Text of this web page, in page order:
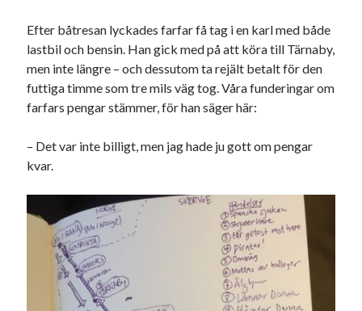
Efter båtresan lyckades farfar få tag i en karl med både
lastbil och bensin. Han gick med på att köra till Tärnaby,
men inte längre – och dessutom ta rejält betalt för den
futtiga timme som tre mils väg tog. Våra funderingar om
farfars pengar stämmer, för han säger här:
– Det var inte billigt, men jag hade ju gott om pengar
kvar.